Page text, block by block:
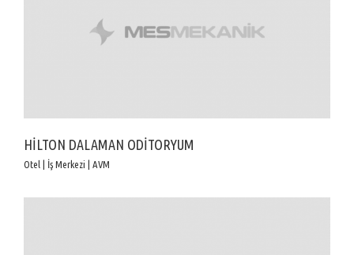
HİLTON DALAMAN ODİTORYUM
Otel | İş Merkezi | AVM